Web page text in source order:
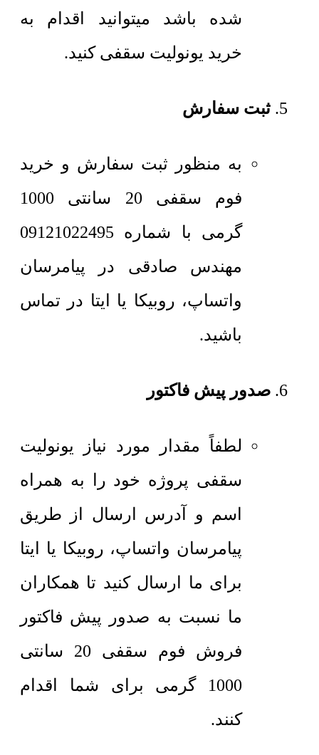
شده باشد میتوانید اقدام به
خرید یونولیت سقفی کنید.
ثبت سفارش
به منظور ثبت سفارش و خرید
فوم سقفی 20 سانتی 1000
گرمی با شماره 09121022495
مهندس صادقی در پیامرسان
واتساپ، روبیکا یا ایتا در تماس
باشید.
صدور پیش فاکتور
لطفاً مقدار مورد نیاز یونولیت
سقفی پروژه خود را به همراه
اسم و آدرس ارسال از طریق
پیامرسان واتساپ، روبیکا یا ایتا
برای ما ارسال کنید تا همکاران
ما نسبت به صدور پیش فاکتور
فروش فوم سقفی 20 سانتی
1000 گرمی برای شما اقدام
کنند.